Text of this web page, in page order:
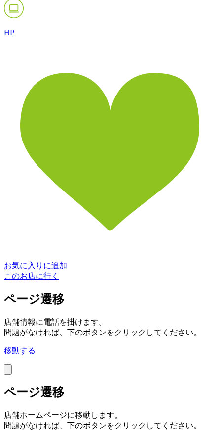
HP
お気に入りに追加
このお店に行く
ページ遷移
店舗情報に電話を掛けます。
問題がなければ、下のボタンをクリックしてください。
移動する
ページ遷移
店舗ホームページに移動します。
問題がなければ、下のボタンをクリックしてください。